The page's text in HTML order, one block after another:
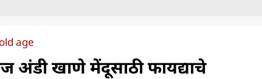
age
अंडी खाणे मेंदूसाठी फायद्याचे